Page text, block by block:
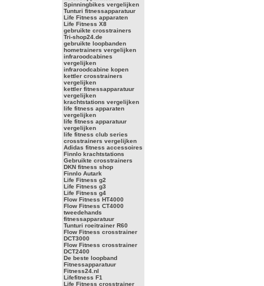
Spinningbikes vergelijken
Tunturi fitnessapparatuur
Life Fitness apparaten
Life Fitness X8
gebruikte crosstrainers
Tri-shop24.de
gebruikte loopbanden
hometrainers vergelijken
infraroodcabines
vergelijken
infraroodcabine kopen
kettler crosstrainers
vergelijken
kettler fitnessapparatuur
vergelijken
krachtstations vergelijken
life fitness apparaten
vergelijken
life fitness apparatuur
vergelijken
life fitness club series
crosstrainers vergelijken
Adidas fitness accessoires
Finnlo krachtstations
Gebruikte crosstrainers
DKN fitness shop
Finnlo Autark
Life Fitness g2
Life Fitness g3
Life Fitness g4
Flow Fitness HT4000
Flow Fitness CT4000
tweedehands
fitnessapparatuur
Tunturi roeitrainer R60
Flow Fitness crosstrainer
DCT3000
Flow Fitness crosstrainer
DCT2400
De beste loopband
Fitnessapparatuur
Fitness24.nl
Lifefitness F1
Life Fitness crosstrainer